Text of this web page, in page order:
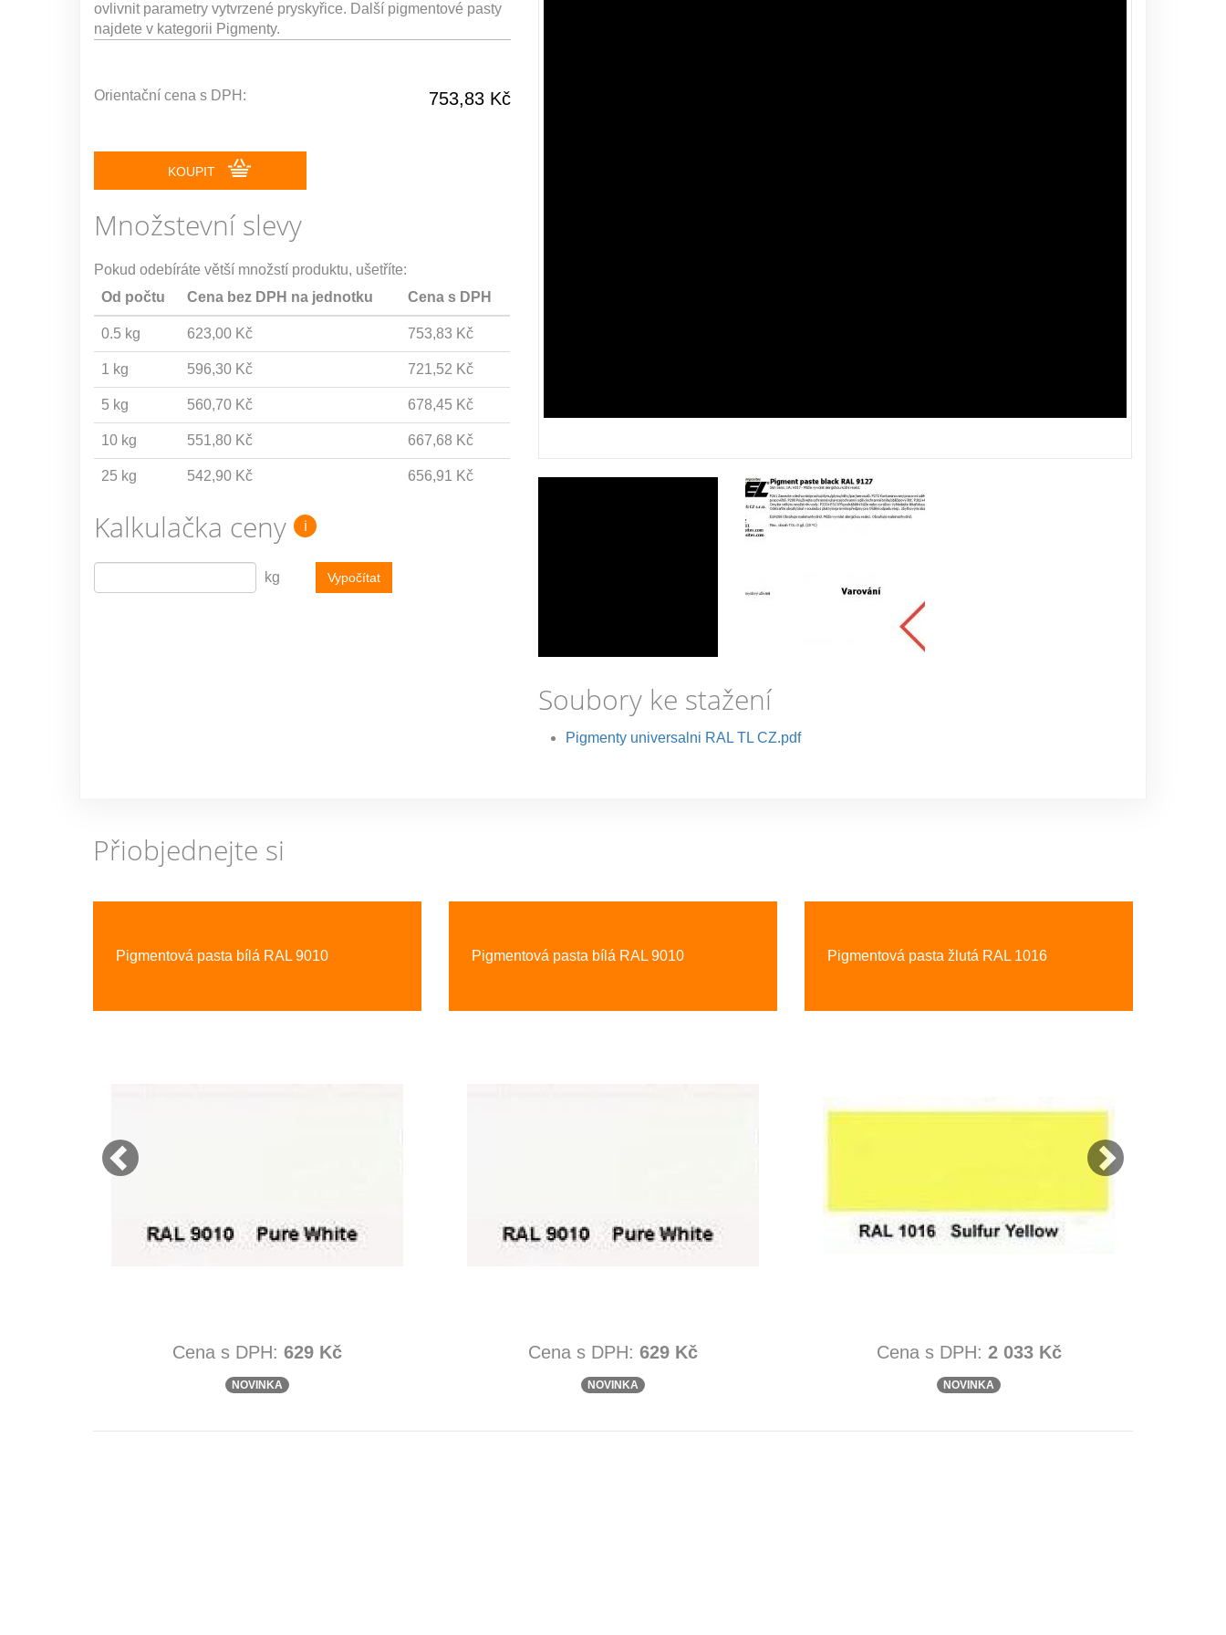
ovlivnit parametry vytvrzené pryskyřice. Další pigmentové pasty
najdete v kategorii Pigmenty.
753,83 Kč
Orientační cena s DPH:
KOUPIT
Množstevní slevy
Pokud odebíráte větší množstí produktu, ušetříte:
Od počtu
Cena bez DPH na jednotku Cena s DPH
0.5 kg 623,00 Kč 753,83 Kč
1 kg 596,30 Kč 721,52 Kč
5 kg 560,70 Kč 678,45 Kč
10 kg 551,80 Kč 667,68 Kč
25 kg 542,90 Kč 656,91 Kč
Kalkulačka ceny i
kg Vypočítat
Soubory ke stažení
Pigmenty universalni RAL TL CZ.pdf
Přiobjednejte si
Pigmentová pasta bílá RAL 9010
Cena s DPH: 629 Kč
NOVINKA
Pigmentová pasta bílá RAL 9010
Cena s DPH: 629 Kč
NOVINKA
Pigmentová pasta žlutá RAL 1016
Cena s DPH: 2 033 Kč
NOVINKA